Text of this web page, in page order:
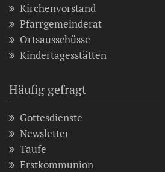
Kirchenvorstand
Pfarrgemeinderat
Ortsausschüsse
Kindertagesstätten
Häufig gefragt
Gottesdienste
Newsletter
Taufe
Erstkommunion